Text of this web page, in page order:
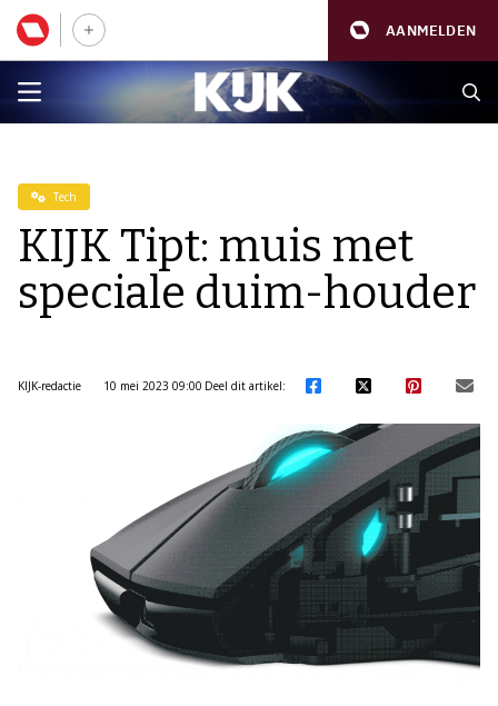
AANMELDEN
Tech
KIJK Tipt: muis met
speciale duim-houder
KIJK-redactie 10 mei 2023 09:00 Deel dit artikel: